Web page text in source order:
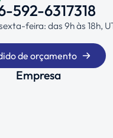
592-6317318
feira: das 9h às 18h,
de orçamento
Empresa